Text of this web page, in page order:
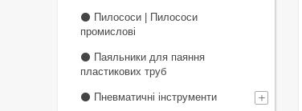
⚫ Пилососи | Пилососи
промислові
⚫ Паяльники для паяння
пластикових труб
⚫ Пневматичні інструменти